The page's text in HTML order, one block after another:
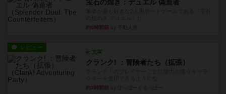
宝石の煌き：デュエル 偽造者
約6時間前
レビュー
充実
クランク! ：冒険者たち（拡張）
約7時間前